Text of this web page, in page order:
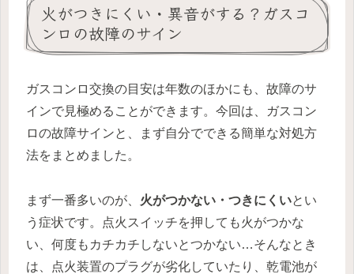
火がつきにくい・異音がする？ガスコ
ンロの故障のサイン
ガスコンロ交換の目安は年数のほかにも、故障のサ
インで見極めることができます。今回は、ガスコン
ロの故障サインと、まず自分でできる簡単な対処方
法をまとめました。
まず一番多いのが、 火がつかない・つきにくいとい
う症状です。点火スイッチを押しても火がつかな
い、何度もカチカチしないとつかない…そんなとき
は、点火装置のプラグが劣化していたり、乾電池が